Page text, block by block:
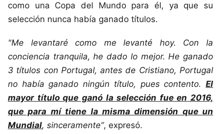
como una Copa del Mundo para él, ya que su
selección nunca había ganado títulos.
"Me levantaré como me levanté hoy. Con la
conciencia tranquila, he dado lo mejor. He ganado
3 títulos con Portugal, antes de Cristiano, Portugal
no había ganado ningún título, pues contento. El
mayor título que ganó la selección fue en 2016,
que para mí tiene la misma dimensión que un
Mundial, sinceramente”, expresó.